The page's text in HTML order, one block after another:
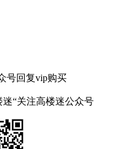
号回复vip购买
“关注高楼迷公众号